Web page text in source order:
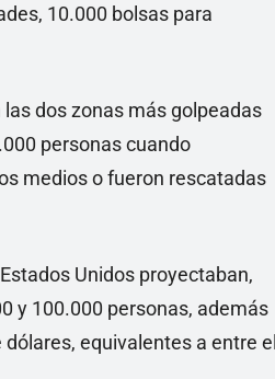
10.000 bolsas para
dos zonas más golpeadas
personas cuando
medios o fueron rescatadas
Unidos proyectaban,
y 100.000 personas, además
equivalentes a entre